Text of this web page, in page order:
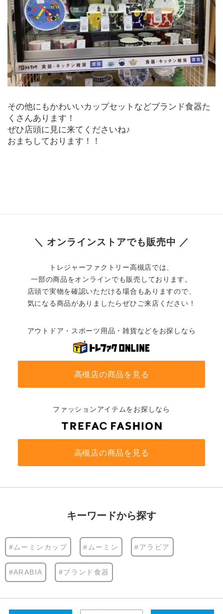
その他にもかわいいカップセットなどブランド食器た
くさんあります！
ぜひ店頭に見に来てくださいね♪
おまちしております！！
＼ オンラインストアでも販売中 ／
トレジャーファクトリー高槻店では、
一部の商品をオンラインでも販売しております。
店頭で実物を確認いただける場合もありますので、
気になる商品がありましたらぜひご来店ください！
アウトドア・スポーツ用品・雑貨などをお探しなら
高槻店の商品を見る
ファッションアイテムをお探しなら
高槻店の商品を見る
キーワードから探す
#ムーミンカップ #ムーミン #アラビア
#ARABIA #ブランド食器